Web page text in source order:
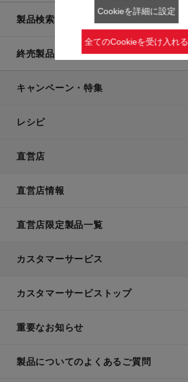
製品検索一覧
終売製品一覧
キャンペーン・特集
レシピ
直営店
直営店情報
直営店限定製品一覧
カスタマーサービス
カスタマーサービストップ
重要なお知らせ
製品についてのよくあるご質問
Cookieを詳細に設定
全てのCookieを受け入れる